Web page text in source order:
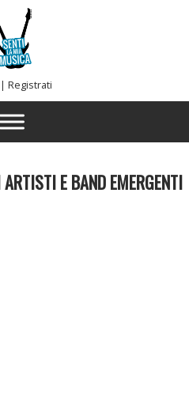
| Registrati
E BAND EMERGENTI